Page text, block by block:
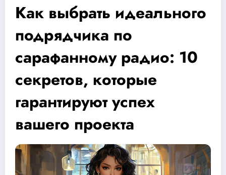
Как выбрать идеального
подрядчика по
сарафанному радио: 10
секретов, которые
гарантируют успех
вашего проекта